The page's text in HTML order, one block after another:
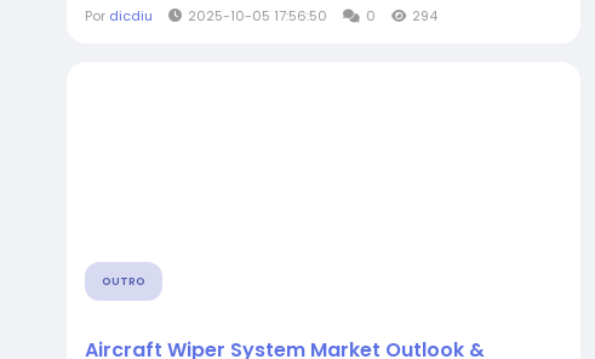
Por dicdiu 2025-10-05 17:56:50 0 294
OUTRO
Aircraft Wiper System Market Outlook &